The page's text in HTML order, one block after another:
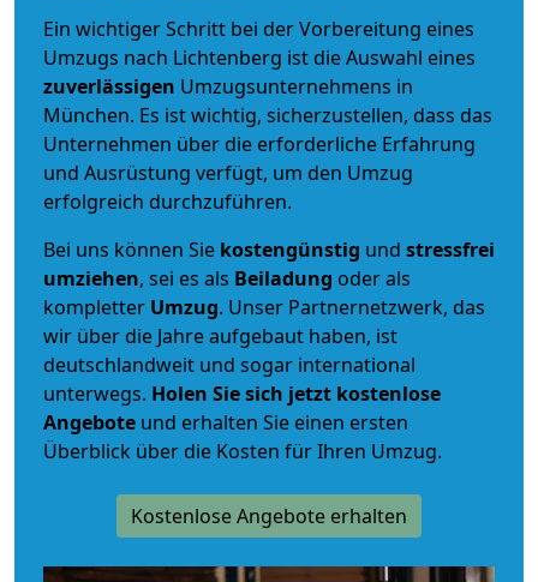
Ein wichtiger Schritt bei der Vorbereitung eines
Umzugs nach Lichtenberg ist die Auswahl eines
zuverlässigen Umzugsunternehmens in
München. Es ist wichtig, sicherzustellen, dass das
Unternehmen über die erforderliche Erfahrung
und Ausrüstung verfügt, um den Umzug
erfolgreich durchzuführen.
Bei uns können Sie kostengünstig und stressfrei
umziehen, sei es als Beiladung oder als
kompletter Umzug. Unser Partnernetzwerk, das
wir über die Jahre aufgebaut haben, ist
deutschlandweit und sogar international
unterwegs. Holen Sie sich jetzt kostenlose
Angebote und erhalten Sie einen ersten
Überblick über die Kosten für Ihren Umzug.
Kostenlose Angebote erhalten